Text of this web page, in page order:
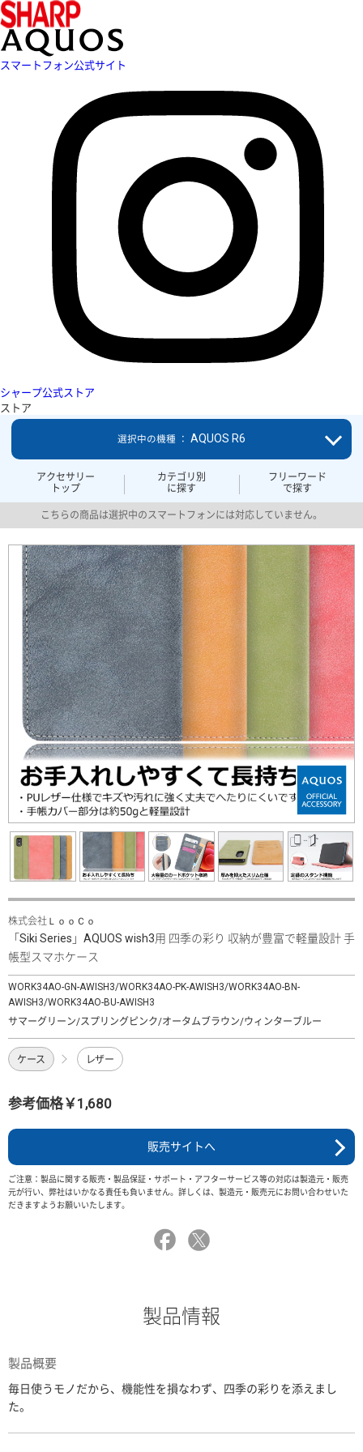
スマートフォン公式サイト
シャープ公式ストア
ストア
アクセサリー
トップ
カテゴリ別
に探す
フリーワード
で探す
選択中の機種 ： AQUOS R6
こちらの商品は選択中のスマートフォンには対応していません。
株式会社ＬｏｏＣｏ
「Siki Series」AQUOS wish3用 四季の彩り 収納が豊富で軽量設計 手
帳型スマホケース
WORK34AO-GN-AWISH3/WORK34AO-PK-AWISH3/WORK34AO-BN-
AWISH3/WORK34AO-BU-AWISH3
サマーグリーン/スプリングピンク/オータムブラウン/ウィンターブルー
ケース レザー
参考価格￥1,680
販売サイトへ
ご注意：製品に関する販売・製品保証・サポート・アフターサービス等の対応は製造元・販売
元が行い、弊社はいかなる責任も負いません。詳しくは、製造元・販売元にお問い合わせいた
だきますようお願いいたします。
製品情報
製品概要
毎日使うモノだから、機能性を損なわず、四季の彩りを添えまし
た。